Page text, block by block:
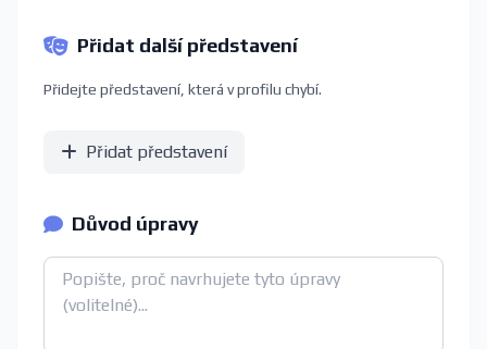
Přidat další představení
Přidejte představení, která v profilu chybí.
Přidat představení
Důvod úpravy